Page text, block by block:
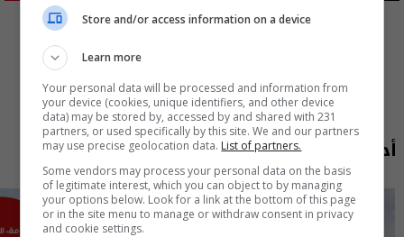
المزيد
أحدث الحلقات
Store and/or access information on a device
Learn more
Your personal data will be processed and information from
your device (cookies, unique identifiers, and other device
data) may be stored by, accessed by and shared with 231
partners, or used specifically by this site. We and our partners
may use precise geolocation data. List of partners.
Some vendors may process your personal data on the basis
of legitimate interest, which you can object to by managing
your options below. Look for a link at the bottom of this page
or in the site menu to manage or withdraw consent in privacy
and cookie settings.